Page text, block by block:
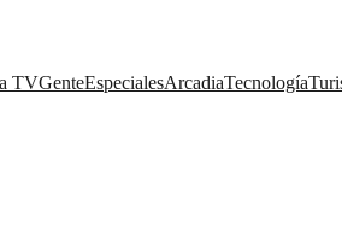
TVGenteEspecialesArcadiaTecnología